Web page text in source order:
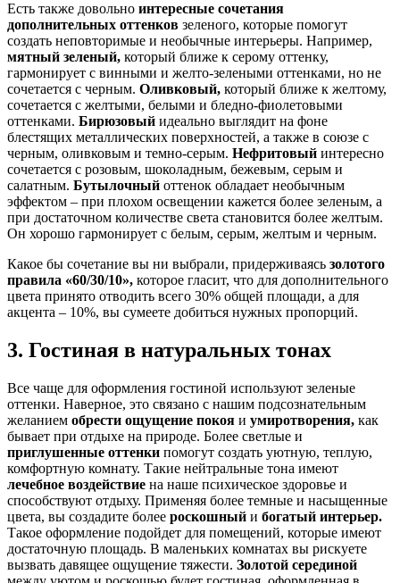
Есть также довольно интересные сочетания
дополнительных оттенков зеленого, которые помогут
создать неповторимые и необычные интерьеры. Например,
мятный зеленый, который ближе к серому оттенку,
гармонирует с винными и желто-зелеными оттенками, но не
сочетается с черным. Оливковый, который ближе к желтому,
сочетается с желтыми, белыми и бледно-фиолетовыми
оттенками. Бирюзовый идеально выглядит на фоне
блестящих металлических поверхностей, а также в союзе с
черным, оливковым и темно-серым. Нефритовый интересно
сочетается с розовым, шоколадным, бежевым, серым и
салатным. Бутылочный оттенок обладает необычным
эффектом – при плохом освещении кажется более зеленым, а
при достаточном количестве света становится более желтым.
Он хорошо гармонирует с белым, серым, желтым и черным.
Какое бы сочетание вы ни выбрали, придерживаясь золотого
правила «60/30/10», которое гласит, что для дополнительного
цвета принято отводить всего 30% общей площади, а для
акцента – 10%, вы сумеете добиться нужных пропорций.
3. Гостиная в натуральных тонах
Все чаще для оформления гостиной используют зеленые
оттенки. Наверное, это связано с нашим подсознательным
желанием обрести ощущение покоя и умиротворения, как
бывает при отдыхе на природе. Более светлые и
приглушенные оттенки помогут создать уютную, теплую,
комфортную комнату. Такие нейтральные тона имеют
лечебное воздействие на наше психическое здоровье и
способствуют отдыху. Применяя более темные и насыщенные
цвета, вы создадите более роскошный и богатый интерьер.
Такое оформление подойдет для помещений, которые имеют
достаточную площадь. В маленьких комнатах вы рискуете
вызвать давящее ощущение тяжести. Золотой серединой